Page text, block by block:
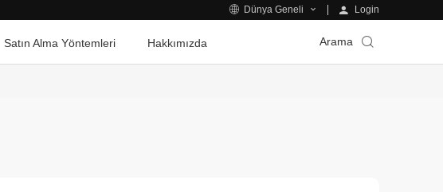
Dünya Geneli Login
Satın Alma Yöntemleri Hakkımızda Arama